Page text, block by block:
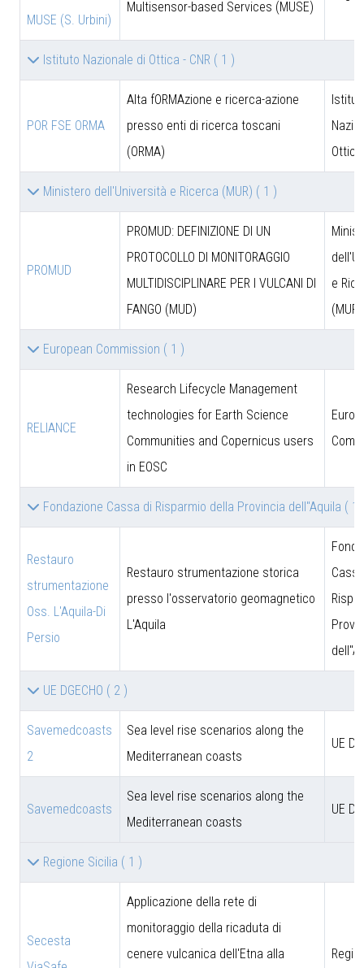
MUSE (S. Urbini)
Multisensor-based Services (MUSE)
Istituto Nazionale di Ottica - CNR ( 1 )
POR FSE ORMA
Alta fORMAzione e ricerca-azione
presso enti di ricerca toscani
(ORMA)
Ottica
Ministero dell'Università e Ricerca (MUR) ( 1 )
PROMUD
PROMUD: DEFINIZIONE DI UN
PROTOCOLLO DI MONITORAGGIO
MULTIDISCIPLINARE PER I VULCANI DI
FANGO (MUD)
e
(MUR)
European Commission ( 1 )
RELIANCE
Research Lifecycle Management
technologies for Earth Science
Communities and Copernicus users
in EOSC
Fondazione Cassa di Risparmio della Provincia dell''Aquila ( 1
Restauro
strumentazione
Oss. L'Aquila-Di
Persio
Restauro strumentazione storica
presso l'osservatorio geomagnetico
L'Aquila
UE DGECHO ( 2 )
Savemedcoasts
2
Sea level rise scenarios along the
Mediterranean coasts
UE
Savemedcoasts
Sea level rise scenarios along the
Mediterranean coasts
UE
Regione Sicilia ( 1 )
Secesta
Applicazione della rete di
monitoraggio della ricaduta di
cenere vulcanica dell'Etna alla